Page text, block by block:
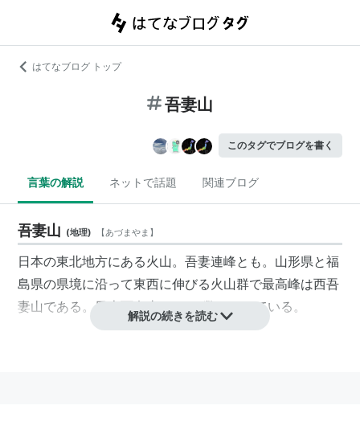
はてなブログ トップ
吾妻山
このタグでブログを書く
言葉の解説 ネットで話題 関連ブログ
吾妻山 (地理) 【あづまやま 】
日本の東北地方にある火山。吾妻連峰とも。山形県と福
島県の県境に沿って東西に伸びる火山群で最高峰は西吾
妻山である。日本百名山の1つに数えられている。
解説の続きを読む